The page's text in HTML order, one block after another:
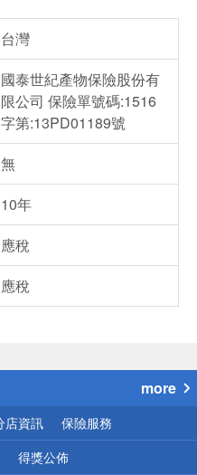
台灣
國泰世紀產物保險股份有
限公司 保險單號碼:1516
字第:13PD01189號
無
10年
應稅
應稅
more
店資訊 保險服務
得獎公佈